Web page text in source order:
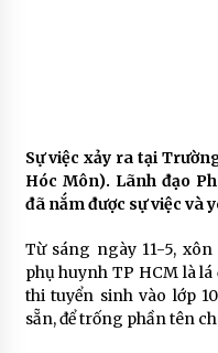
Sự việc xảy ra tại
Hóc Môn). Lãnh đạo
đã nắm được sự việc và
Từ sáng ngày 11-5,
phụ huynh TP HCM là
thi tuyển sinh vào lớp
sẵn, để trống phần tên